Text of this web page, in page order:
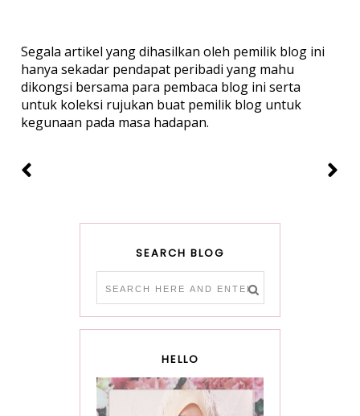
Segala artikel yang dihasilkan oleh pemilik blog ini
hanya sekadar pendapat peribadi yang mahu
dikongsi bersama para pembaca blog ini serta
untuk koleksi rujukan buat pemilik blog untuk
kegunaan pada masa hadapan.
SEARCH BLOG
HELLO